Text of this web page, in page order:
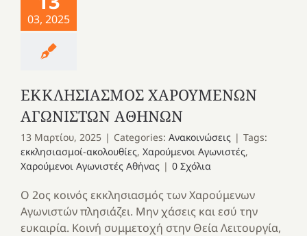
03, 2025
ΕΚΚΛΗΣΙΑΣΜΟΣ ΧΑΡΟΥΜΕΝΩΝ
ΑΓΩΝΙΣΤΩΝ ΑΘΗΝΩΝ
13 Μαρτίου, 2025 | Categories: Ανακοινώσεις | Tags:
εκκλησιασμοί-ακολουθίες, Χαρούμενοι Αγωνιστές,
Χαρούμενοι Αγωνιστές Αθήνας | 0 Σχόλια
Ο 2ος κοινός εκκλησιασμός των Χαρούμενων
Αγωνιστών πλησιάζει. Μην χάσεις και εσύ την
ευκαιρία. Κοινή συμμετοχή στην Θεία Λειτουργία,